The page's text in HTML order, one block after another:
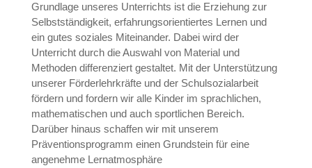
Grundlage unseres Unterrichts ist die Erziehung zur
Selbstständigkeit, erfahrungsorientiertes Lernen und
ein gutes soziales Miteinander. Dabei wird der
Unterricht durch die Auswahl von Material und
Methoden differenziert gestaltet. Mit der Unterstützung
unserer Förderlehrkräfte und der Schulsozialarbeit
fördern und fordern wir alle Kinder im sprachlichen,
mathematischen und auch sportlichen Bereich.
Darüber hinaus schaffen wir mit unserem
Präventionsprogramm einen Grundstein für eine
angenehme Lernatmosphäre